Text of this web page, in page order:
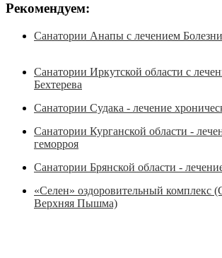
Рекомендуем:
Санатории Анапы с лечением
Санатории Иркутской области с
Бехтерева
Санатории Судака - лечение
Санатории Курганской области -
геморроя
Санатории Брянской области -
«Селен» оздоровительный комплекс
Верхняя Пышма)